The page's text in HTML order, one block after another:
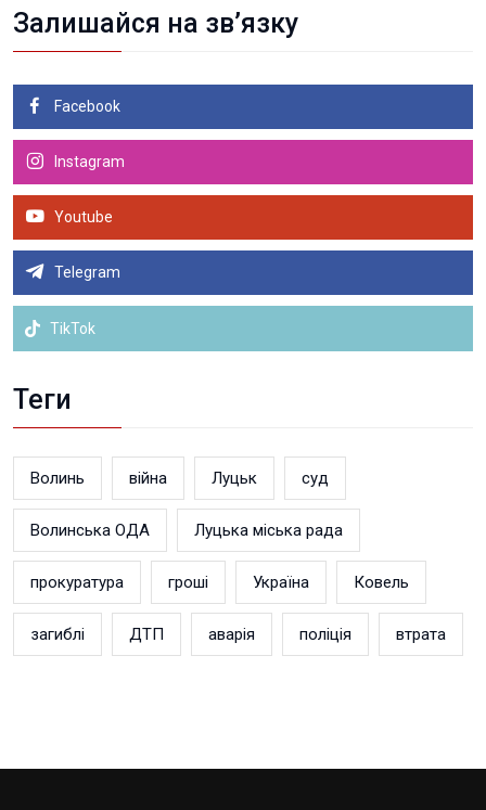
Залишайся на зв’язку
Facebook
Instagram
Youtube
Telegram
TikTok
Теги
Волинь війна Луцьк суд
Волинська ОДА Луцька міська рада
прокуратура гроші Україна Ковель
загиблі ДТП аварія поліція втрата